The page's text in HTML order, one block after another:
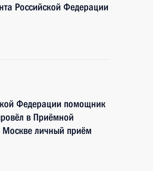
Российской Федерации
Федерации помощник
в Приёмной
Москве личный приём